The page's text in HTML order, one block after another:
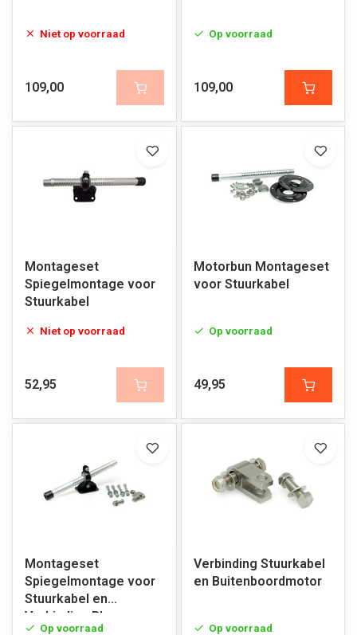
Niet op voorraad
109,00
Op voorraad
109,00
Montageset
Spiegelmontage voor
Stuurkabel
Niet op voorraad
52,95
Motorbun Montageset
voor Stuurkabel
Op voorraad
49,95
Montageset
Spiegelmontage voor
Stuurkabel en
Verbinding Bb
Op voorraad
Verbinding Stuurkabel
en Buitenboordmotor
Op voorraad